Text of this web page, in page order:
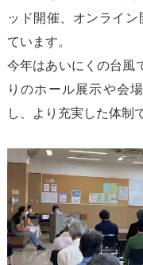
ッド開催、オンライ
ています。
今年はあいにくの台風
りのホール展示や会
し、より充実した体制